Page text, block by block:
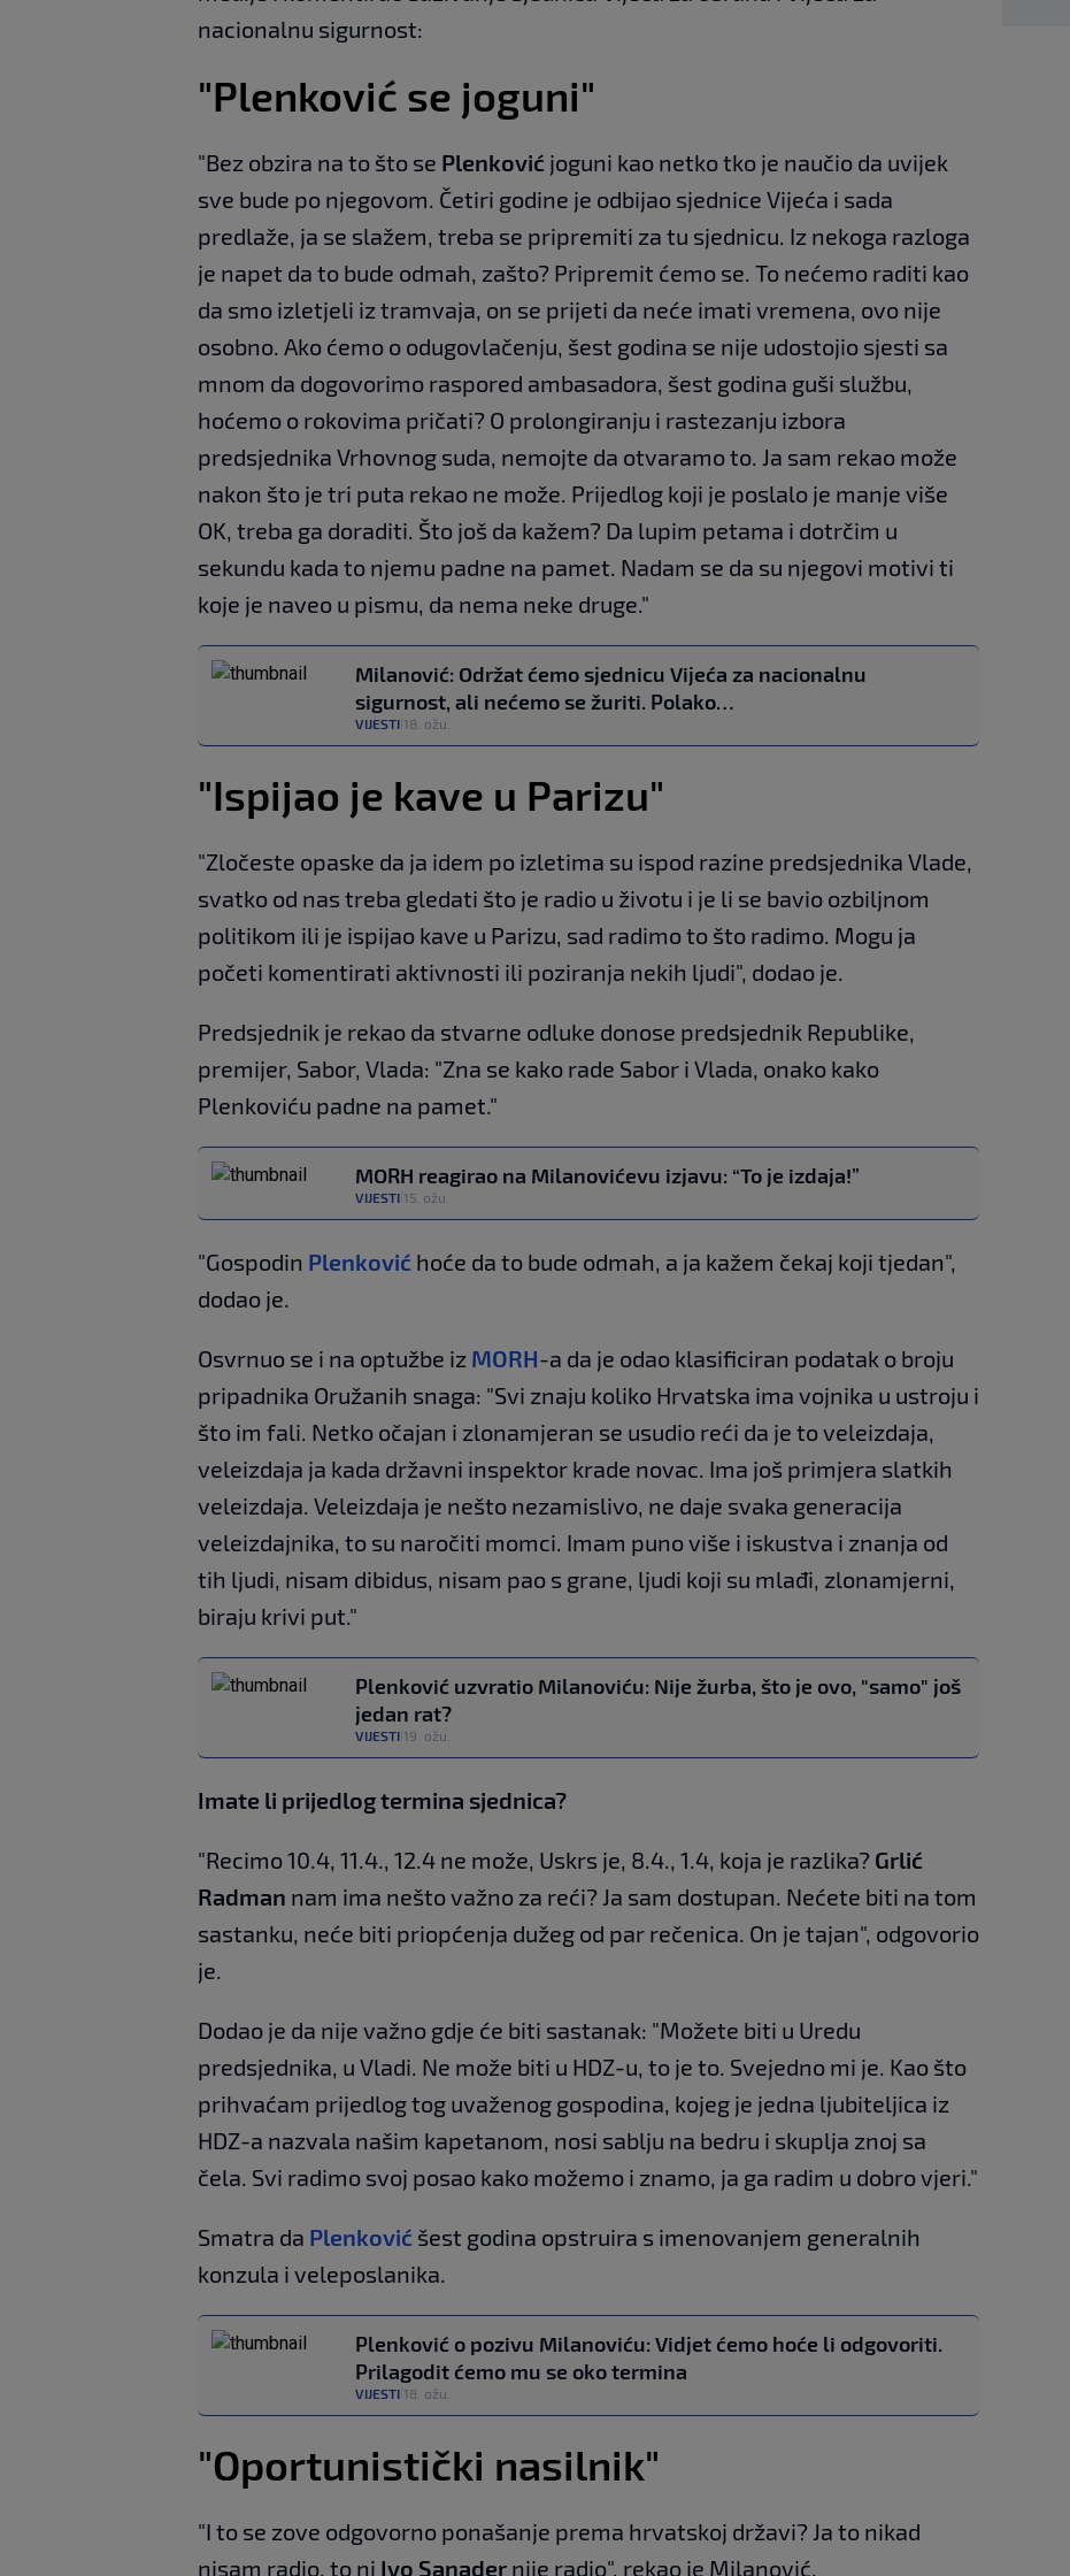
nacionalnu sigurnost:
"Plenković se joguni"
"Bez obzira na to što se Plenković joguni kao netko tko je naučio da uvijek
sve bude po njegovom. Četiri godine je odbijao sjednice Vijeća i sada
predlaže, ja se slažem, treba se pripremiti za tu sjednicu. Iz nekoga razloga
je napet da to bude odmah, zašto? Pripremit ćemo se. To nećemo raditi kao
da smo izletjeli iz tramvaja, on se prijeti da neće imati vremena, ovo nije
osobno. Ako ćemo o odugovlačenju, šest godina se nije udostojio sjesti sa
mnom da dogovorimo raspored ambasadora, šest godina guši službu,
hoćemo o rokovima pričati? O prolongiranju i rastezanju izbora
predsjednika Vrhovnog suda, nemojte da otvaramo to. Ja sam rekao može
nakon što je tri puta rekao ne može. Prijedlog koji je poslalo je manje više
OK, treba ga doraditi. Što još da kažem? Da lupim petama i dotrčim u
sekundu kada to njemu padne na pamet. Nadam se da su njegovi motivi ti
koje je naveo u pismu, da nema neke druge."
Milanović: Održat ćemo sjednicu Vijeća za nacionalnu
sigurnost, ali nećemo se žuriti. Polako…
VIJESTI 18. ožu.
"Ispijao je kave u Parizu"
"Zločeste opaske da ja idem po izletima su ispod razine predsjednika Vlade,
svatko od nas treba gledati što je radio u životu i je li se bavio ozbiljnom
politikom ili je ispijao kave u Parizu, sad radimo to što radimo. Mogu ja
početi komentirati aktivnosti ili poziranja nekih ljudi", dodao je.
Predsjednik je rekao da stvarne odluke donose predsjednik Republike,
premijer, Sabor, Vlada: "Zna se kako rade Sabor i Vlada, onako kako
Plenkoviću padne na pamet."
MORH reagirao na Milanovićevu izjavu: “To je izdaja!”
VIJESTI 15. ožu.
"Gospodin Plenković hoće da to bude odmah, a ja kažem čekaj koji tjedan",
dodao je.
Osvrnuo se i na optužbe iz MORH-a da je odao klasificiran podatak o broju
pripadnika Oružanih snaga: "Svi znaju koliko Hrvatska ima vojnika u ustroju i
što im fali. Netko očajan i zlonamjeran se usudio reći da je to veleizdaja,
veleizdaja ja kada državni inspektor krade novac. Ima još primjera slatkih
veleizdaja. Veleizdaja je nešto nezamislivo, ne daje svaka generacija
veleizdajnika, to su naročiti momci. Imam puno više i iskustva i znanja od
tih ljudi, nisam dibidus, nisam pao s grane, ljudi koji su mlađi, zlonamjerni,
biraju krivi put."
Plenković uzvratio Milanoviću: Nije žurba, što je ovo, "samo" još
jedan rat?
VIJESTI 19. ožu.
Imate li prijedlog termina sjednica?
"Recimo 10.4, 11.4., 12.4 ne može, Uskrs je, 8.4., 1.4, koja je razlika? Grlić
Radman nam ima nešto važno za reći? Ja sam dostupan. Nećete biti na tom
sastanku, neće biti priopćenja dužeg od par rečenica. On je tajan", odgovorio
je.
Dodao je da nije važno gdje će biti sastanak: "Možete biti u Uredu
predsjednika, u Vladi. Ne može biti u HDZ-u, to je to. Svejedno mi je. Kao što
prihvaćam prijedlog tog uvaženog gospodina, kojeg je jedna ljubiteljica iz
HDZ-a nazvala našim kapetanom, nosi sablju na bedru i skuplja znoj sa
čela. Svi radimo svoj posao kako možemo i znamo, ja ga radim u dobro vjeri."
Smatra da Plenković šest godina opstruira s imenovanjem generalnih
konzula i veleposlanika.
Plenković o pozivu Milanoviću: Vidjet ćemo hoće li odgovoriti.
Prilagodit ćemo mu se oko termina
VIJESTI 18. ožu.
"Oportunistički nasilnik"
"I to se zove odgovorno ponašanje prema hrvatskoj državi? Ja to nikad
nisam radio, to ni Ivo Sanader nije radio", rekao je Milanović.